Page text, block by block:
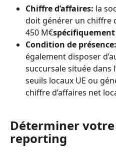
Chiffre d’affaires: la
doit générer un chiffre
450 M€spécifiquement
Condition de présence:
également disposer
succursale située dans
seuils locaux UE ou
chiffre d’affaires net
Déterminer
reporting